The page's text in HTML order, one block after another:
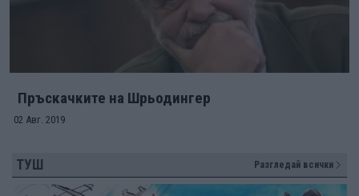
Пръскачките на Шрьодингер
02 Авг. 2019
ТУШ Разгледай всички